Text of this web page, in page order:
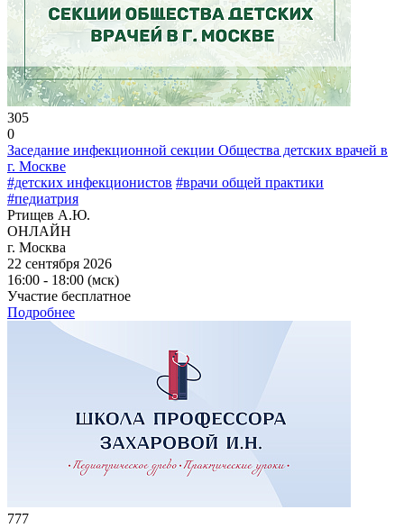
305
0
Заседание инфекционной секции Общества детских врачей в
г. Москве
#детских инфекционистов #врачи общей практики
#педиатрия
Ртищев А.Ю.
ОНЛАЙН
г. Москва
22 сентября 2026
16:00 - 18:00 (мск)
Участие бесплатное
Подробнее
777